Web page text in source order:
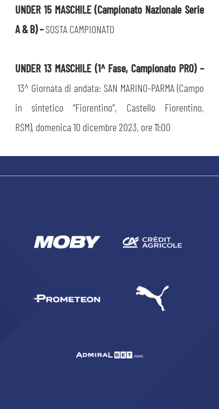
UNDER 15 MASCHILE (Campionato Nazionale Serie
A & B) –SOSTA CAMPIONATO
UNDER 13 MASCHILE (1^ Fase, Campionato PRO) –
13^ Giornata di andata: SAN MARINO-PARMA (Campo
in sintetico “Fiorentino”, Castello Fiorentino,
RSM), domenica 10 dicembre 2023, ore 11:00